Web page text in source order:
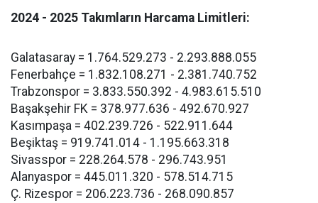
2024 - 2025 Takımların Harcama Limitleri:
Galatasaray = 1.764.529.273 - 2.293.888.055
Fenerbahçe = 1.832.108.271 - 2.381.740.752
Trabzonspor = 3.833.550.392 - 4.983.615.510
Başakşehir FK = 378.977.636 - 492.670.927
Kasımpaşa = 402.239.726 - 522.911.644
Beşiktaş = 919.741.014 - 1.195.663.318
Sivasspor = 228.264.578 - 296.743.951
Alanyaspor = 445.011.320 - 578.514.715
Ç. Rizespor = 206.223.736 - 268.090.857